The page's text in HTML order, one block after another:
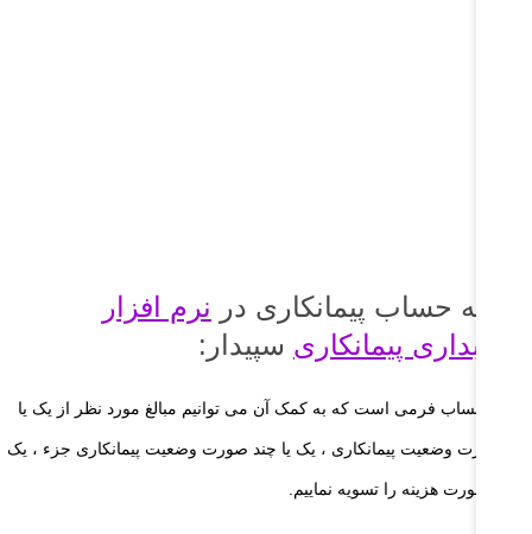
حساب پیمانکاری در نرم افزار
پیمانکاریسپیدار:
حساب فرمی است که به کمک آن می توانیم مبالغ مورد نظر از یک یا
صورت وضعیت پیمانکاری ، یک یا چند صورت وضعیت پیمانکاری جزء ، یک
چند صورت هزینه را تسویه نماییم.